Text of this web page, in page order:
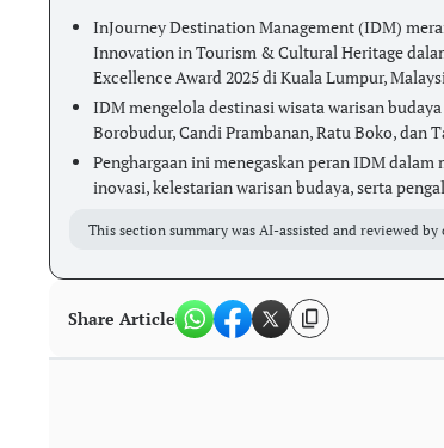
InJourney Destination Management (IDM)
Innovation in Tourism & Cultural Heritage
Excellence Award 2025 di Kuala Lumpur,
IDM mengelola destinasi wisata warisan
Borobudur, Candi Prambanan, Ratu Boko, dan
Penghargaan ini menegaskan peran IDM
inovasi, kelestarian warisan budaya, serta
This section summary was AI-assisted and reviewed
Share Article